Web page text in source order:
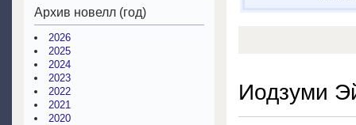
Иодзуми
Архив новелл (год)
2026
2025
2024
2023
2022
2021
2020